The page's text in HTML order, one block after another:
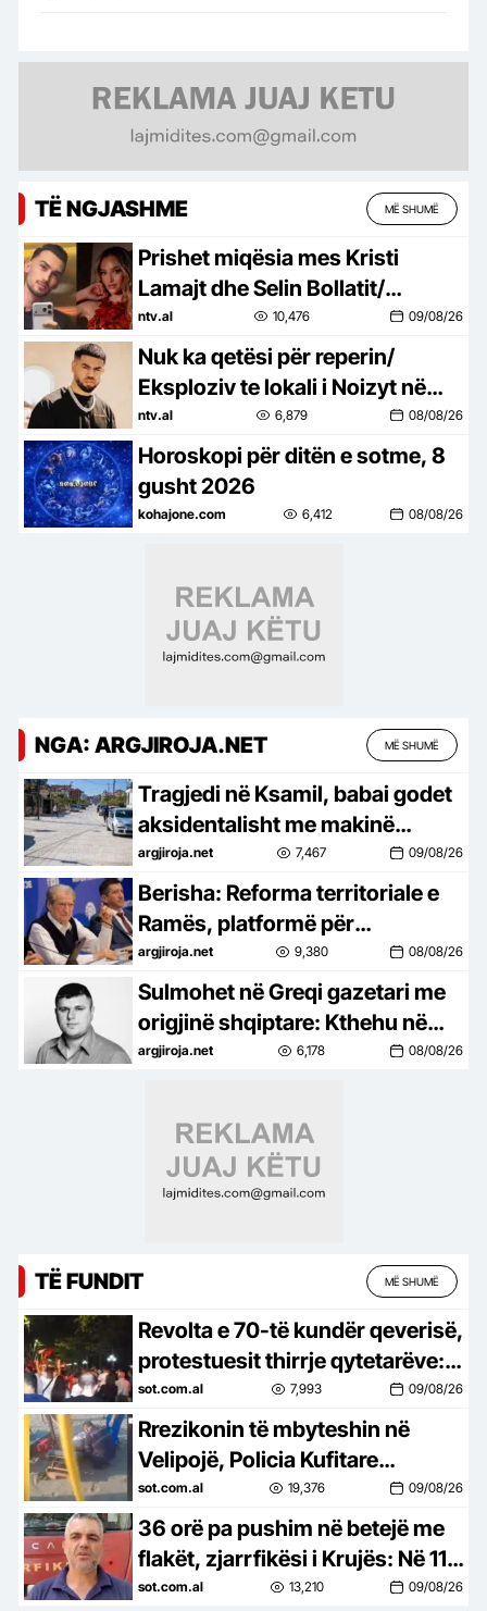
TË NGJASHME MË SHUMË
Prishet miqësia mes Kristi
Lamajt dhe Selin Bollatit/
Zbulohet arsyeja
ntv.al 10,476 09/08/26
Nuk ka qetësi për reperin/
Eksploziv te lokali i Noizyt në
Durrës
ntv.al 6,879 08/08/26
Horoskopi për ditën e sotme, 8
gusht 2026
kohajone.com 6,412 08/08/26
NGA: ARGJIROJA.NET MË SHUMË
Tragjedi në Ksamil, babai godet
aksidentalisht me makinë
vajzën e tij, 4- vjeçarja ndërron
jetë
argjiroja.net 7,467 09/08/26
Berisha: Reforma territoriale e
Ramës, platformë për
shpopullimin e Shqipërisë
argjiroja.net 9,380 08/08/26
Sulmohet në Greqi gazetari me
origjinë shqiptare: Kthehu në
Shqipëri po s’të pëlqen! Je
argjiroja.net 6,178 08/08/26
TË FUNDIT MË SHUMË
Revolta e 70-të kundër qeverisë,
protestuesit thirrje qytetarëve:
Bashkohuni me ne!
sot.com.al 7,993 09/08/26
Rrezikonin të mbyteshin në
Velipojë, Policia Kufitare
shpëton dy pushues
sot.com.al 19,376 09/08/26
36 orë pa pushim në betejë me
flakët, zjarrfikësi i Krujës: Në 11
vite punë, kurrë s’kam parë
sot.com.al 13,210 09/08/26